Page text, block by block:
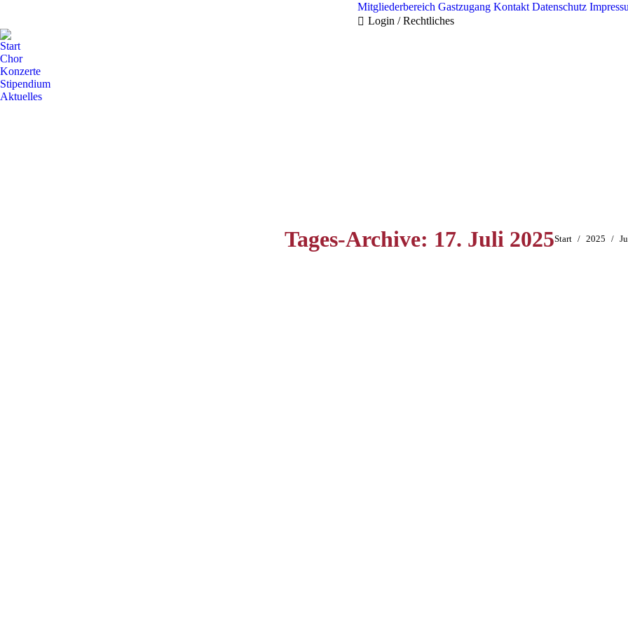
Mitgliederbereich Gastzugang Kontakt Datenschutz
Login / Rechtliches
Start
Chor
Konzerte
Stipendium
Aktuelles
Tages-Archive: 17. Juli 2025Sie befinden
Start 2025